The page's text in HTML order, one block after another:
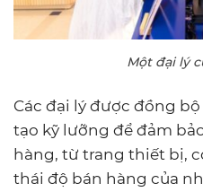
Một đại lý
Các đại lý được đồng
tạo kỹ lưỡng để đảm
hàng, từ trang thiết bị,
thái độ bán hàng của